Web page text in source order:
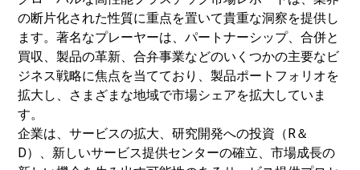
の断片化された性質に重点を置いて貴重な洞察を提供し
ます。著名なプレーヤーは、パートナーシップ、合併と
買収、製品の革新、合弁事業などのいくつかの主要なビ
ジネス戦略に焦点を当てており、製品ポートフォリオを
拡大し、さまざまな地域で市場シェアを拡大していま
す。
企業は、サービスの拡大、研究開発への投資（R＆
D）、新しいサービス提供センターの確立、市場成長の